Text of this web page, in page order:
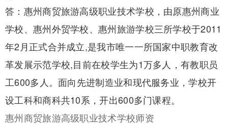
答：惠州商贸旅游高级职业技术学校，由原惠州商业
学校、惠州外贸学校、惠州旅游学校三所学校于2011
年2月正式合并成立,是我市唯一一所国家中职教育改
革发展示范学校,目前在校学生为1万多人，有教职员
工600多人。面向先进制造业和现代服务业，学校开
设工科和商科共10系，开出600多门课程。
惠州商贸旅游高级职业技术学校师资